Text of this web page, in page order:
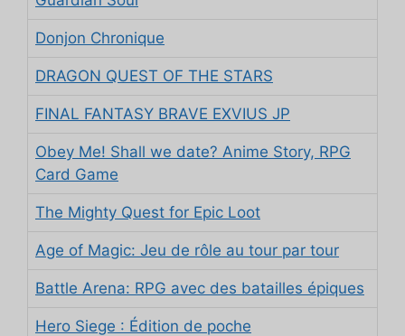
Donjon Chronique
DRAGON QUEST OF THE STARS
FINAL FANTASY BRAVE EXVIUS JP
Obey Me! Shall we date? Anime Story, RPG
Card Game
The Mighty Quest for Epic Loot
Age of Magic: Jeu de rôle au tour par tour
Battle Arena: RPG avec des batailles épiques
Hero Siege : Édition de poche